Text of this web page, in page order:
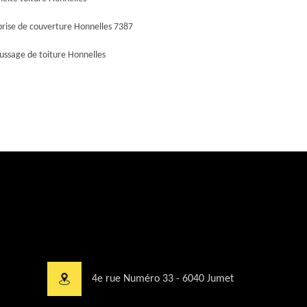
de couverture Honnelles 7387
de toiture Honnelles
4e rue Numéro 33 - 6040 Jumet